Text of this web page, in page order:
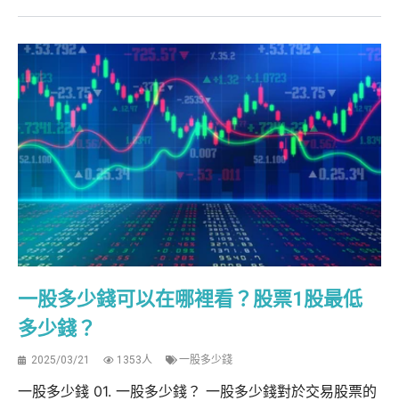
一股多少錢可以在哪裡看？股票1股最低
多少錢？
2025/03/21 1353人 一股多少錢
一股多少錢 01. 一股多少錢？ 一股多少錢對於交易股票的